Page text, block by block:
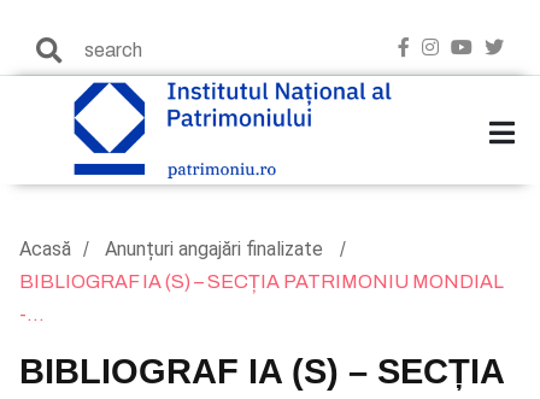
Acasă Anunțuri angajări finalizate
BIBLIOGRAF IA (S) – SECȚIA PATRIMONIU MONDIAL
-...
BIBLIOGRAF IA (S) – SECȚIA